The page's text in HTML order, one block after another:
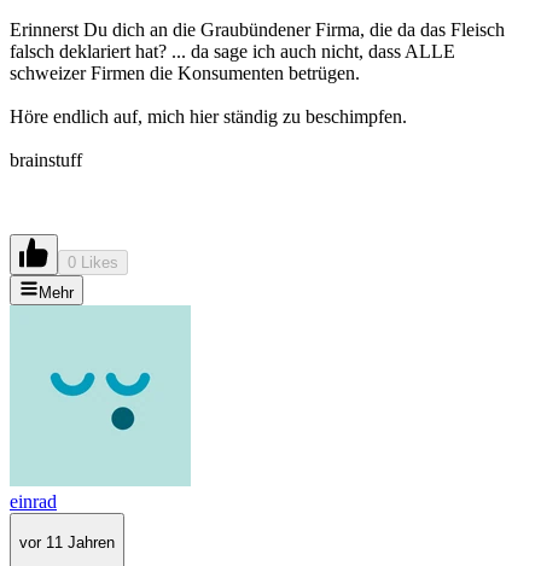
Erinnerst Du dich an die Graubündener Firma, die da das Fleisch
falsch deklariert hat? ... da sage ich auch nicht, dass ALLE
schweizer Firmen die Konsumenten betrügen.
Höre endlich auf, mich hier ständig zu beschimpfen.
brainstuff
0 Likes
Mehr
einrad
vor 11 Jahren